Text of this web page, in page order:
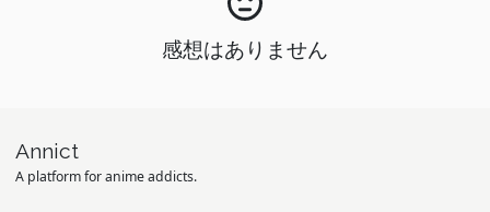
感想はありません
Annict
A platform for anime addicts.